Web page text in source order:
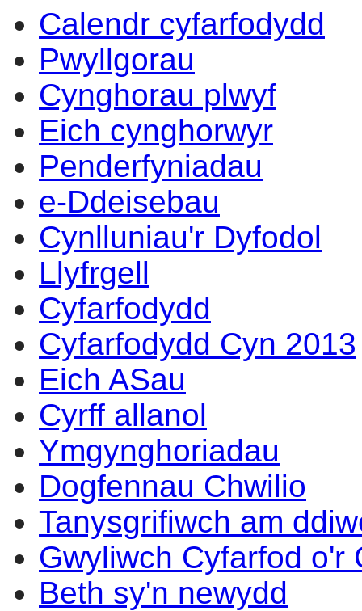
Calendr cyfarfodydd
Pwyllgorau
Cynghorau plwyf
Eich cynghorwyr
Penderfyniadau
e-Ddeisebau
Cynlluniau'r Dyfodol
Llyfrgell
Cyfarfodydd
Cyfarfodydd Cyn 2013
Eich ASau
Cyrff allanol
Ymgynghoriadau
Dogfennau Chwilio
Tanysgrifiwch am
Gwyliwch Cyfarfod o'r
Beth sy'n newydd
14:00
14:00
14:00